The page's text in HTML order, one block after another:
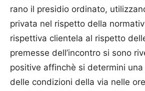
rano il presidio ordinato,
privata nel rispetto della
rispettiva clientela al rispetto
premesse dell’incontro si sono
positive affinchè si determini
delle condizioni della via nelle